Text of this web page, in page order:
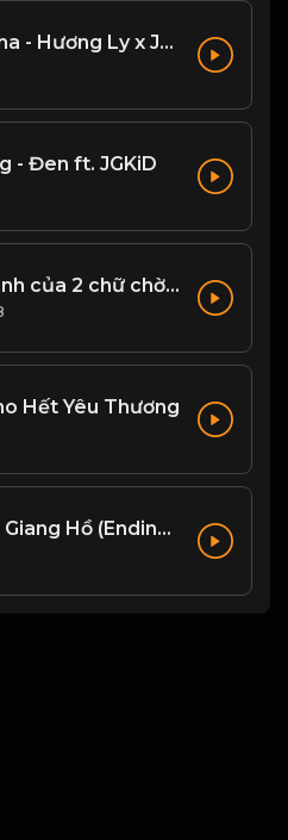
Vui Lắm Nha - Hương Ly x Jombie
- Đen ft. JGKiD
họ Sức mạnh của 2 chữ chờ đợi! Đạo
Hết Yêu Thương
Tiếu Ngạo Giang Hồ (Ending Ost) - Liu Huan Ft Faye Wong